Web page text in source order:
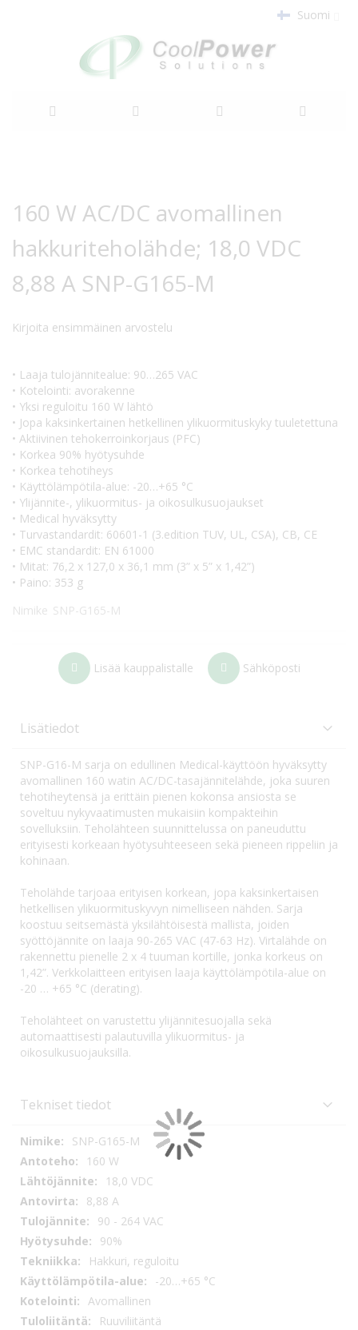
Suomi
loppuun
alkuun
160 W AC/DC avomallinen
hakkuriteholähde; 18,0 VDC
8,88 A SNP-G165-M
Kirjoita ensimmäinen arvostelu
• Laaja tulojännitealue: 90…265 VAC
• Kotelointi: avorakenne
• Yksi reguloitu 160 W lähtö
• Jopa kaksinkertainen hetkellinen ylikuormituskyky tuuletettuna
• Aktiivinen tehokerroinkorjaus (PFC)
• Korkea 90% hyötysuhde
• Korkea tehotiheys
• Käyttölämpötila-alue: -20…+65 °C
• Ylijännite-, ylikuormitus- ja oikosulkusuojaukset
• Medical hyväksytty
• Turvastandardit: 60601-1 (3.edition TUV, UL, CSA), CB, CE
• EMC standardit: EN 61000
• Mitat: 76,2 x 127,0 x 36,1 mm (3” x 5” x 1,42”)
• Paino: 353 g
Nimike SNP-G165-M
Lisää kauppalistalle Sähköposti
Lisätiedot
SNP-G16-M sarja on edullinen Medical-käyttöön hyväksytty
avomallinen 160 watin AC/DC-tasajännitelähde, joka suuren
tehotiheytensä ja erittäin pienen kokonsa ansiosta se
soveltuu nykyvaatimusten mukaisiin kompakteihin
sovelluksiin. Teholähteen suunnittelussa on paneuduttu
erityisesti korkeaan hyötysuhteeseen sekä pieneen rippeliin ja
kohinaan.
Teholähde tarjoaa erityisen korkean, jopa kaksinkertaisen
hetkellisen ylikuormituskyvyn nimelliseen nähden. Sarja
koostuu seitsemästä yksilähtöisestä mallista, joiden
syöttöjännite on laaja 90-265 VAC (47-63 Hz). Virtalähde on
rakennettu pienelle 2 x 4 tuuman kortille, jonka korkeus on
1,42”. Verkkolaitteen erityisen laaja käyttölämpötila-alue on
-20 … +65 °C (derating).
Teholähteet on varustettu ylijännitesuojalla sekä
automaattisesti palautuvilla ylikuormitus- ja
oikosulkusuojauksilla.
Tekniset tiedot
Tekniset
tiedot
SNP-G165-M
160 W
18,0 VDC
8,88 A
90 - 264 VAC
90%
Hakkuri, reguloitu
-20…+65 °C
Avomallinen
Ruuviliitäntä